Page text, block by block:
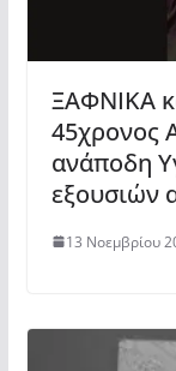
ΞΑΦΝΙΚΑ
45χρονος
ανάποδη
εξουσιών
13 Νοεμβρίου